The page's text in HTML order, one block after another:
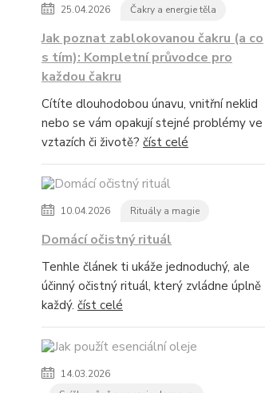
25.04.2026 Čakry a energie těla
Jak poznat zablokovanou čakru (a co
s tím): Kompletní průvodce pro
každou čakru
Cítíte dlouhodobou únavu, vnitřní neklid
nebo se vám opakují stejné problémy ve
vztazích či životě? číst celé
10.04.2026 Rituály a magie
Domácí očistný rituál
Tenhle článek ti ukáže jednoduchý, ale
účinný očistný rituál, který zvládne úplně
každý. číst celé
14.03.2026